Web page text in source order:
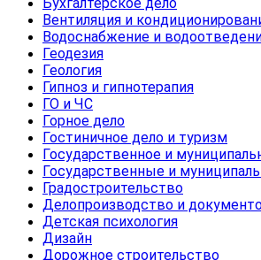
Вентиляция и
Водоснабжение и
Геодезия
Геология
Гипноз и гипнотерапия
ГО и ЧС
Горное дело
Гостиничное дело и туризм
Государственное и
Государственные и
Градостроительство
Делопроизводство и
Детская психология
Дизайн
Дорожное строительство